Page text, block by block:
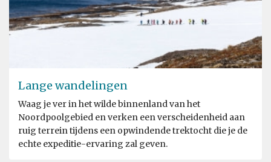
Lange wandelingen
Waag je ver in het wilde binnenland van het
Noordpoolgebied en verken een verscheidenheid aan
ruig terrein tijdens een opwindende trektocht die je de
echte expeditie-ervaring zal geven.